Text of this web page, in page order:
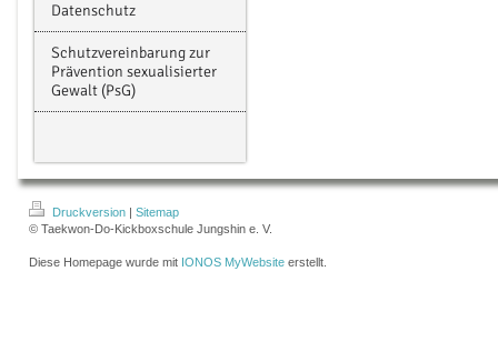
Datenschutz
Schutzvereinbarung zur
Prävention sexualisierter
Gewalt (PsG)
Druckversion | Sitemap
© Taekwon-Do-Kickboxschule Jungshin e. V.
Diese Homepage wurde mit IONOS MyWebsite erstellt.